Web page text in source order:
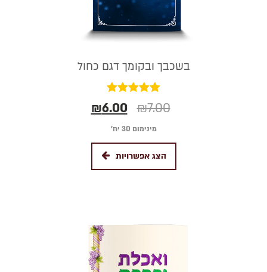
בשכבך ובקומך דגם כחול
דורג
5.00₪7.00
₪6.00
מינימום 30 יח׳
הצג אפשרויות